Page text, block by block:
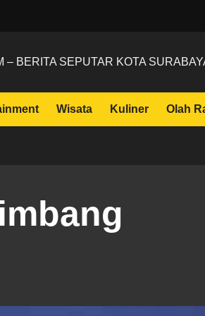
– BERITA SEPUTAR KOTA
Wisata Kuliner Olah